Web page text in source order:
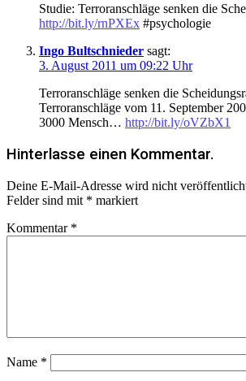
Studie: Terroranschläge senken die
http://bit.ly/rnPXEx #psychologie
Ingo Bultschnieder sagt:
3. August 2011 um 09:22 Uhr
Terroranschläge senken die
Terroranschläge vom 11. September
3000 Mensch… http://bit.ly/oVZbX1
Hinterlasse einen Kommentar.
Deine E-Mail-Adresse wird nicht
Felder sind mit * markiert
Kommentar *
Name *